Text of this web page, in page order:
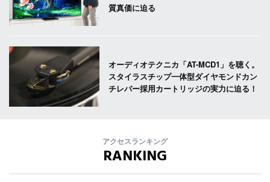
質真価に迫る
オーディオテクニカ「AT-MCD1」を聴く。
スタイラスチップ一体型ダイヤモンドカン
チレバー採用カートリッジの実力に迫る！
アクセスランキング
RANKING